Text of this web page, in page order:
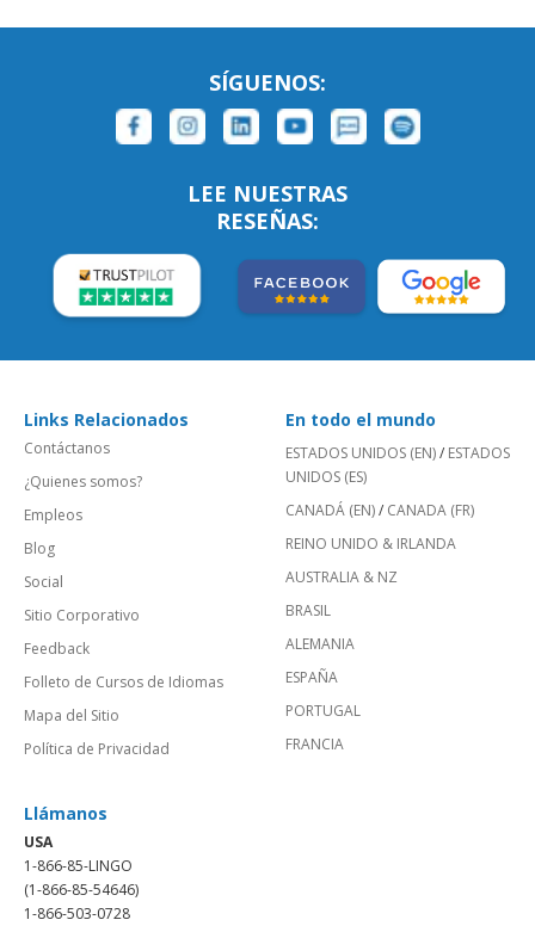
SÍGUENOS:
LEE NUESTRAS
RESEÑAS:
Links Relacionados
Contáctanos
¿Quienes somos?
Empleos
Blog
Social
Sitio Corporativo
Feedback
Folleto de Cursos de Idiomas
Mapa del Sitio
Política de Privacidad
En todo el mundo
ESTADOS UNIDOS (EN)/ ESTADOS
UNIDOS (ES)
CANADÁ (EN)/ CANADA (FR)
REINO UNIDO & IRLANDA
AUSTRALIA & NZ
BRASIL
ALEMANIA
ESPAÑA
PORTUGAL
FRANCIA
Llámanos
USA
1-866-85-LINGO
(1-866-85-54646)
1-866-503-0728